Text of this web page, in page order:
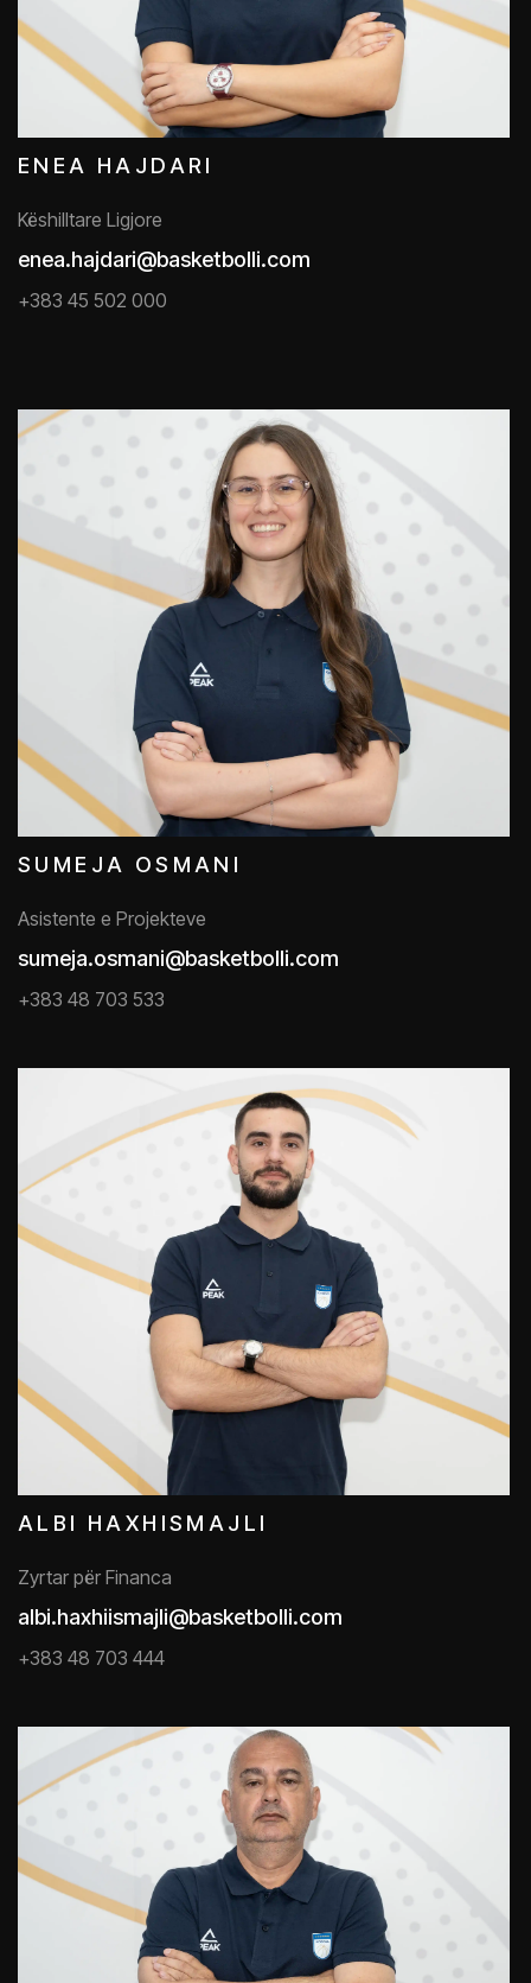
ENEA HAJDARI
Këshilltare Ligjore
enea.hajdari@basketbolli.com
+383 45 502 000
SUMEJA OSMANI
Asistente e Projekteve
sumeja.osmani@basketbolli.com
+383 48 703 533
ALBI HAXHISMAJLI
Zyrtar për Financa
albi.haxhiismajli@basketbolli.com
+383 48 703 444